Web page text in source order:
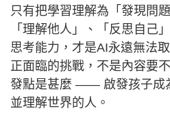
只有把學習理解為「發現問
「理解他人」、「反思自己
思考能力，才是AI永遠無法
正面臨的挑戰，不是內容要
發點是甚麼 —— 啟發孩子成
並理解世界的人。